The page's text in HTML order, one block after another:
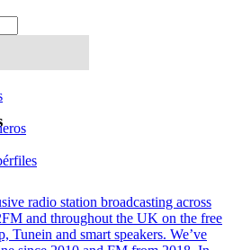
radio station broadcasting across
and throughout the UK on the free
Tunein and smart speakers. We’ve